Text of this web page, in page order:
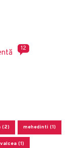
12
(2) mehedinti (1)
valcea (1)